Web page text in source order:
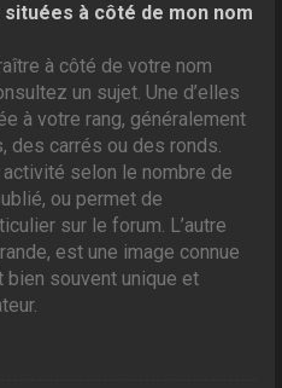
à côté de mon nom
à côté de votre nom
un sujet. Une d’elles
à votre rang, généralement
des carrés ou des ronds.
activité selon le nombre de
ou permet de
sur le forum. L’autre
est une image connue
bien souvent unique et